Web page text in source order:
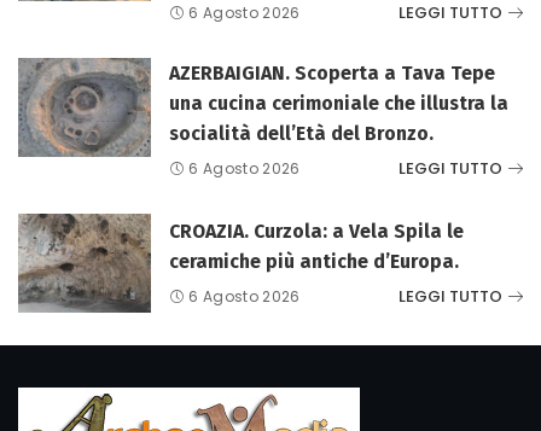
6 Agosto 2026 LEGGI TUTTO
AZERBAIGIAN. Scoperta a Tava Tepe
una cucina cerimoniale che illustra la
socialità dell’Età del Bronzo.
6 Agosto 2026 LEGGI TUTTO
CROAZIA. Curzola: a Vela Spila le
ceramiche più antiche d’Europa.
6 Agosto 2026 LEGGI TUTTO